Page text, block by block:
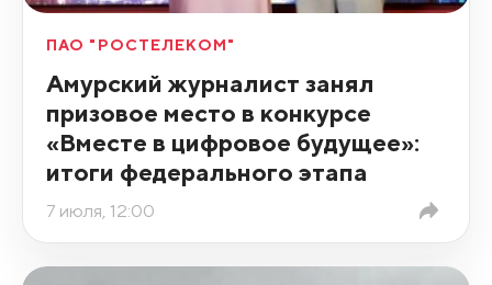
ПАО "РОСТЕЛЕКОМ"
Амурский журналист занял
призовое место в конкурсе
«Вместе в цифровое будущее»:
итоги федерального этапа
7 июля, 12:00